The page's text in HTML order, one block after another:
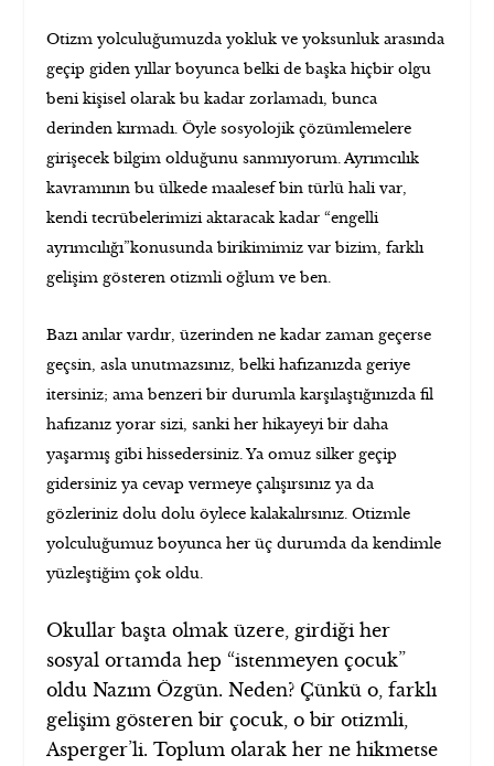
Otizm yolculuğumuzda yokluk ve yoksunluk arasında
geçip giden yıllar boyunca belki de başka hiçbir olgu
beni kişisel olarak bu kadar zorlamadı, bunca
derinden kırmadı. Öyle sosyolojik çözümlemelere
girişecek bilgim olduğunu sanmıyorum. Ayrımcılık
kavramının bu ülkede maalesef bin türlü hali var,
kendi tecrübelerimizi aktaracak kadar “engelli
ayrımcılığı”konusunda birikimimiz var bizim, farklı
gelişim gösteren otizmli oğlum ve ben.
Bazı anılar vardır, üzerinden ne kadar zaman geçerse
geçsin, asla unutmazsınız, belki hafızanızda geriye
itersiniz; ama benzeri bir durumla karşılaştığınızda fil
hafızanız yorar sizi, sanki her hikayeyi bir daha
yaşarmış gibi hissedersiniz. Ya omuz silker geçip
gidersiniz ya cevap vermeye çalışırsınız ya da
gözleriniz dolu dolu öylece kalakalırsınız. Otizmle
yolculuğumuz boyunca her üç durumda da kendimle
yüzleştiğim çok oldu.
Okullar başta olmak üzere, girdiği her
sosyal ortamda hep “istenmeyen çocuk”
oldu Nazım Özgün. Neden? Çünkü o, farklı
gelişim gösteren bir çocuk, o bir otizmli,
Asperger’li. Toplum olarak her ne hikmetse